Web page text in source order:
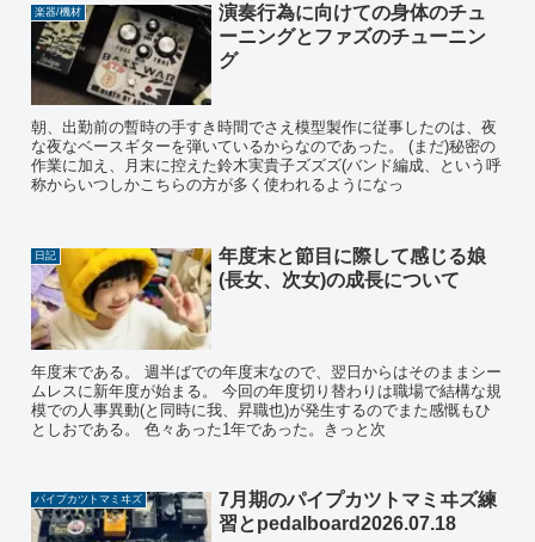
楽器/機材
演奏行為に向けての身体のチュ
ーニングとファズのチューニン
グ
朝、出勤前の暫時の手すき時間でさえ模型製作に従事したのは、夜
な夜なベースギターを弾いているからなのであった。 (まだ)秘密の
作業に加え、月末に控えた鈴木実貴子ズズズ(バンド編成、という呼
称からいつしかこちらの方が多く使われるようになっ
日記
年度末と節目に際して感じる娘
(長女、次女)の成長について
年度末である。 週半ばでの年度末なので、翌日からはそのままシー
ムレスに新年度が始まる。 今回の年度切り替わりは職場で結構な規
模での人事異動(と同時に我、昇職也)が発生するのでまた感慨もひ
としおである。 色々あった1年であった。きっと次
パイプカツトマミヰズ
7月期のパイプカツトマミヰズ練
習とpedalboard2026.07.18